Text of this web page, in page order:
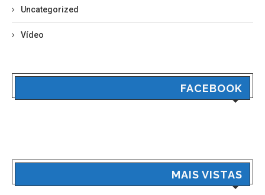
Uncategorized
Vídeo
FACEBOOK
MAIS VISTAS